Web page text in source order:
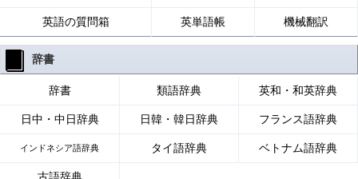
英語の質問箱 英単語帳 機械翻訳
辞書
辞書 類語辞典 英和・和英辞典
日中・中日辞典 日韓・韓日辞典 フランス語辞典
インドネシア語辞典 タイ語辞典 ベトナム語辞典